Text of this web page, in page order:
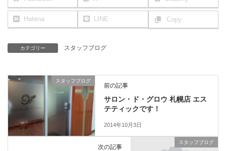
Hatena LINE Copy
カテゴリー スタッフブログ
スタッフブログ
前の記事
サロン・ド・グロウ 札幌店 エス
テティックです！
2014年10月3日
スタッフブログ
次の記事